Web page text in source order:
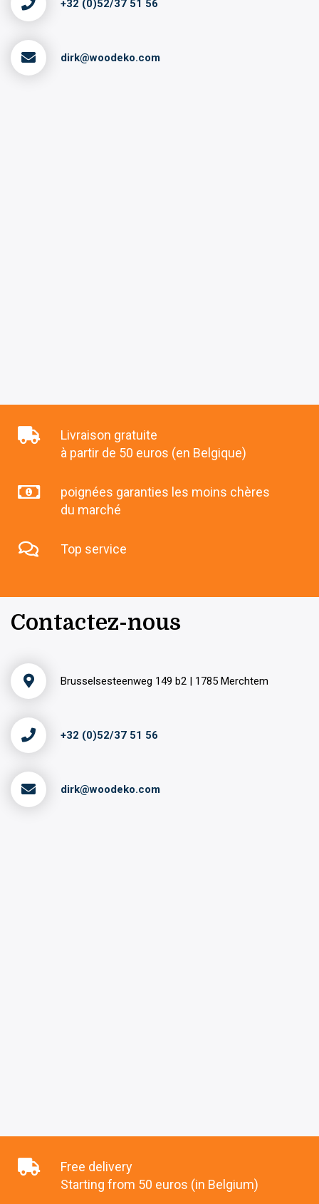
+32 (0)52/37 51 56
dirk@woodeko.com
Livraison gratuite
à partir de 50 euros (en Belgique)
poignées garanties les moins chères
du marché
Top service
Contactez-nous
Brusselsesteenweg 149 b2 | 1785 Merchtem
+32 (0)52/37 51 56
dirk@woodeko.com
Free delivery
Starting from 50 euros (in Belgium)